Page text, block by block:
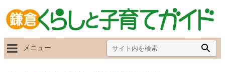
Search
for:
メニュー